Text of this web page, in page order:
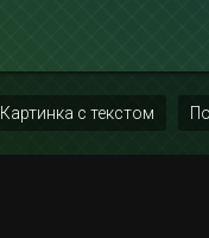
Картинка с текстом